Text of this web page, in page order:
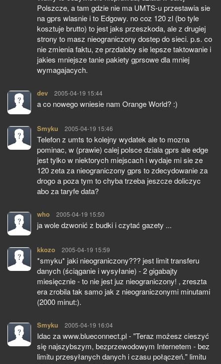
Polszcze, a tam gdzie nie ma UMTS-u przestawia sie
na gprs wlasnie i to Edgowy. no coz 120 zl (bo tyle
kosztuje brutto) to jest jaks przeszkoda, ale z drugiej
strony to masz nieograniczony dostep do sieci. p.s. co
nie zmienia faktu, ze przdaloby sie lepsze taktowanie i
jakies mniejsze tanie pakiety gprsowe dla mniej
wymagajacych.
dev pisze:
2005-04-19 15:44
a co nowego wniesie nam Orange World? :)
Smyku pisze:
2005-04-19 15:46
Telefon z umts to kolejny wydatek ale to mozna
pominac, w (prawie) calej polsce dziala gprs ale edge
jest tylko w niektorych miejscach i wydaje mi sie ze
120 zeta za nieograniczony gprs to zdecydowanie za
drogo a poza tym to chyba trzeba jeszcze doliczyc
abo za taryfe data?
who pisze:
2005-04-19 15:50
ja wole dzwonić z budki i czytać gazety ...
kkozo pisze:
2005-04-19 15:59
*smyku* jaki nieograniczony??? jest limit transferu
danych (ściąganie i wysyłanie) - 2 gigabajty
miesięcznie - to nie jest juz nieograniczony! , zreszta
era zrobila tak samo jak z nieograniczonymi minutami
(2000 minut:).
Smyku pisze:
2005-04-19 16:04
Idac za www.blueconnect.pl - "Teraz możesz cieszyć
się najszybszym, bezprzewodowym Internetem - bez
limitu przesyłanych danych i czasu połączeń." limitu